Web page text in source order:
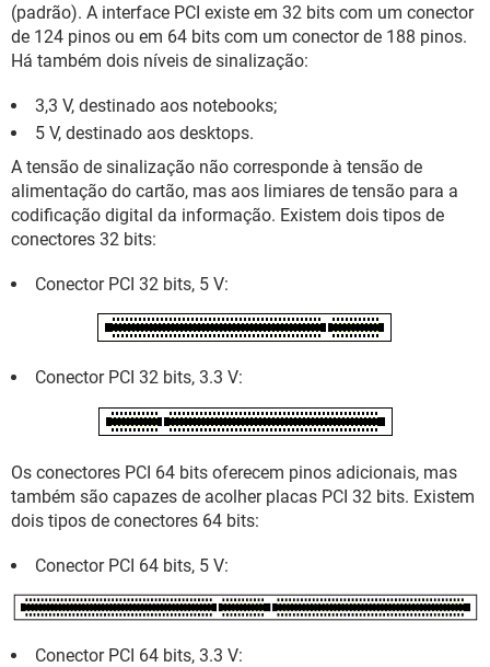
(padrão). A interface PCI existe em 32 bits com um conector
de 124 pinos ou em 64 bits com um conector de 188 pinos.
Há também dois níveis de sinalização:
3,3 V, destinado aos notebooks;
5 V, destinado aos desktops.
A tensão de sinalização não corresponde à tensão de
alimentação do cartão, mas aos limiares de tensão para a
codificação digital da informação. Existem dois tipos de
conectores 32 bits:
Conector PCI 32 bits, 5 V:
Conector PCI 32 bits, 3.3 V:
Os conectores PCI 64 bits oferecem pinos adicionais, mas
também são capazes de acolher placas PCI 32 bits. Existem
dois tipos de conectores 64 bits:
Conector PCI 64 bits, 5 V:
Conector PCI 64 bits, 3.3 V: